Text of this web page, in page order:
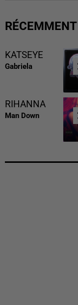
KATSEYE
Gabriela
RIHANNA
Man Down